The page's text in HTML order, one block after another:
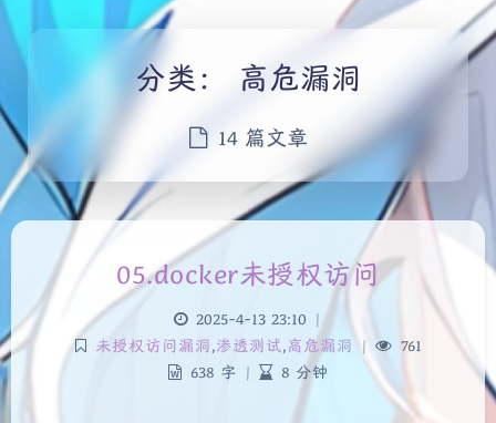
分类： 高危漏洞
14 篇文章
05.docker未授权访问
2025-4-13 23:10 |
未授权访问漏洞,渗透测试,高危漏洞 |
761
638 字 | 8 分钟